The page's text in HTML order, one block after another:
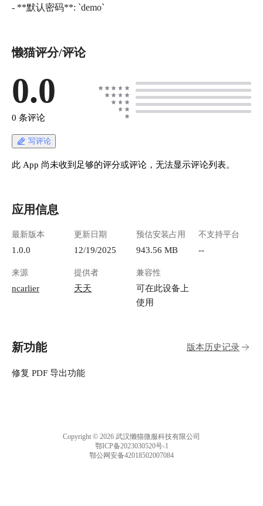
- **默认密码**: `demo`
懒猫评分/评论
0.0
0 条评论
写评论
此 App 尚未收到足够的评分或评论，无法显示评论列表。
应用信息
最新版本
1.0.0
更新日期
12/19/2025
预估安装占用
943.56 MB
不支持平台
--
来源
ncarlier
提供者
天天
兼容性
可在此设备上
使用
新功能 版本历史记录
修复 PDF 导出功能
Copyright © 2026 武汉懒猫微服科技有限公司
鄂ICP备2023030520号-1
鄂公网安备42018502007084